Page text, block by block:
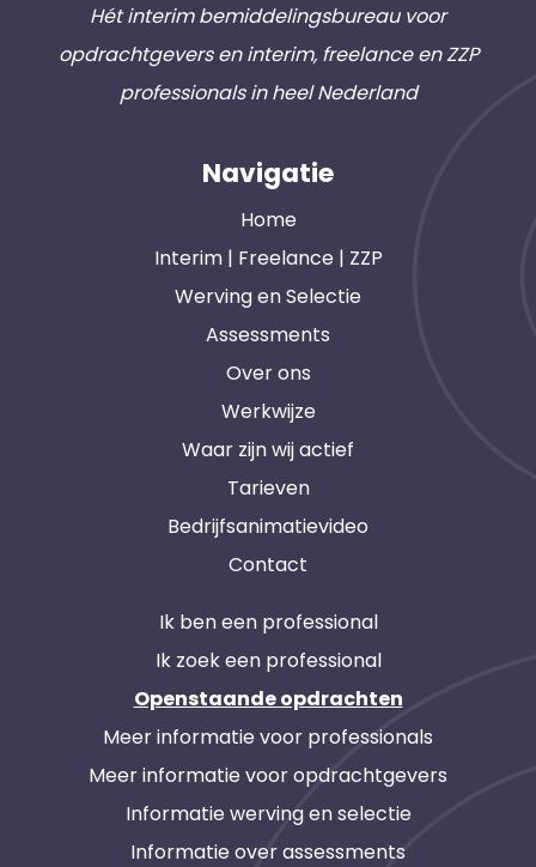
Hét interim bemiddelingsbureau voor
opdrachtgevers en interim, freelance en ZZP
professionals in heel Nederland
Navigatie
Home
Interim | Freelance | ZZP
Werving en Selectie
Assessments
Over ons
Werkwijze
Waar zijn wij actief
Tarieven
Bedrijfsanimatievideo
Contact
Ik ben een professional
Ik zoek een professional
Openstaande opdrachten
Meer informatie voor professionals
Meer informatie voor opdrachtgevers
Informatie werving en selectie
Informatie over assessments